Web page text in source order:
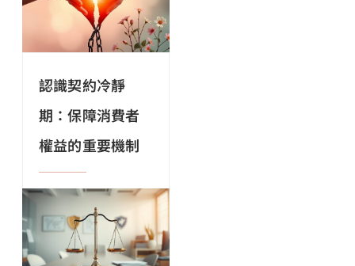
認識契約冷靜
期：保障消費者
權益的重要機制